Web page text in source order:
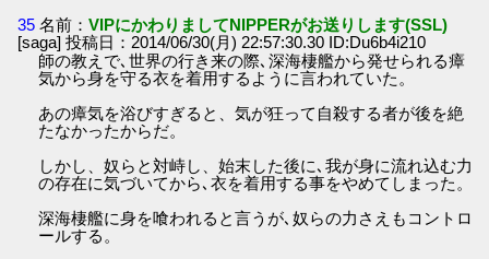
35 名前：VIPにかわりましてNIPPERがお送りします(SSL)
[saga] 投稿日：2014/06/30(月) 22:57:30.30 ID:Du6b4i210
師の教えで､世界の行き来の際､深海棲艦から発せられる瘴
気から身を守る衣を着用するように言われていた。
あの瘴気を浴びすぎると、気が狂って自殺する者が後を絶
たなかったからだ。
しかし、奴らと対峙し、始末した後に､我が身に流れ込む力
の存在に気づいてから､衣を着用する事をやめてしまった。
深海棲艦に身を喰われると言うが､奴らの力さえもコントロ
ールする。